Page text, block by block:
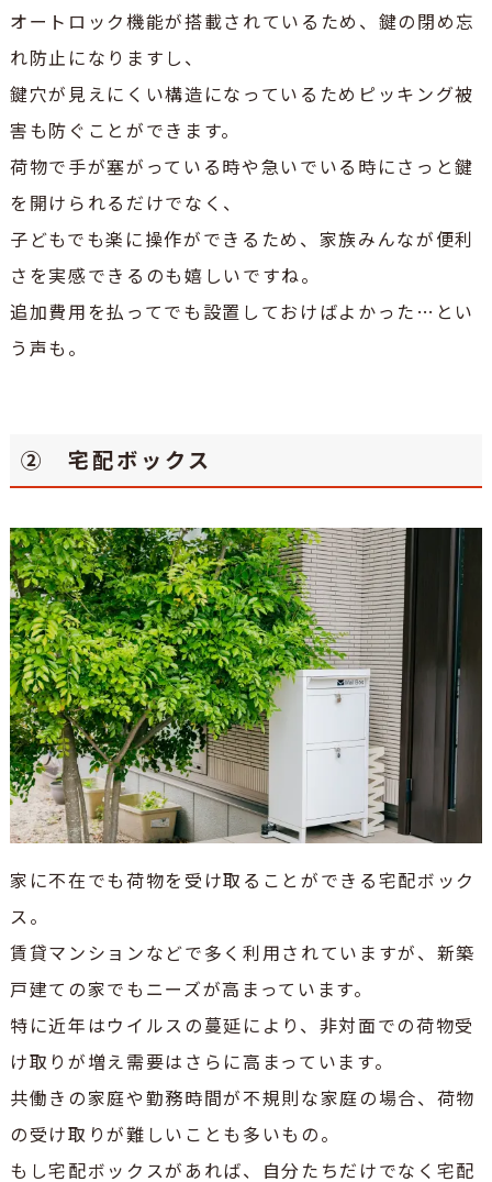
オートロック機能が搭載されているため、鍵の閉め忘
れ防止になりますし、
鍵穴が見えにくい構造になっているためピッキング被
害も防ぐことができます。
荷物で手が塞がっている時や急いでいる時にさっと鍵
を開けられるだけでなく、
子どもでも楽に操作ができるため、家族みんなが便利
さを実感できるのも嬉しいですね。
追加費用を払ってでも設置しておけばよかった…とい
う声も。
② 宅配ボックス
家に不在でも荷物を受け取ることができる宅配ボック
ス。
賃貸マンションなどで多く利用されていますが、新築
戸建ての家でもニーズが高まっています。
特に近年はウイルスの蔓延により、非対面での荷物受
け取りが増え需要はさらに高まっています。
共働きの家庭や勤務時間が不規則な家庭の場合、荷物
の受け取りが難しいことも多いもの。
もし宅配ボックスがあれば、自分たちだけでなく宅配